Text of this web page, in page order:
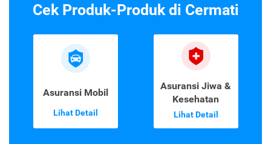
Cek Produk-Produk di Cermati
Asuransi Mobil
Lihat Detail
Asuransi Jiwa &
Kesehatan
Lihat Detail